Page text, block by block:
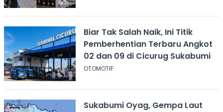
Biar Tak Salah Naik, Ini Titik
Pemberhentian Terbaru Angkot
02 dan 09 di Cicurug Sukabumi
OTOMOTIF
Sukabumi Oyag, Gempa Laut